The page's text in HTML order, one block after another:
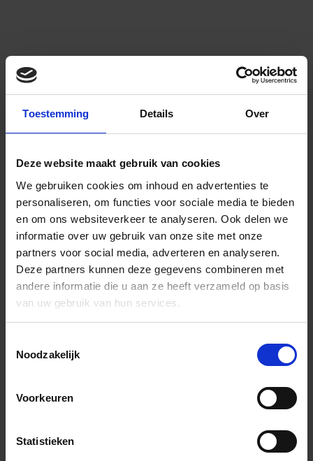
Toestemming Details Over
Deze website maakt gebruik van cookies
We gebruiken cookies om inhoud en advertenties te
personaliseren, om functies voor sociale media te bieden
en om ons websiteverkeer te analyseren. Ook delen we
informatie over uw gebruik van onze site met onze
partners voor social media, adverteren en analyseren.
Deze partners kunnen deze gegevens combineren met
andere informatie die u aan ze heeft verzameld op basis
van uw gebruik van hun services.
Noodzakelijk
Voorkeuren
Statistieken